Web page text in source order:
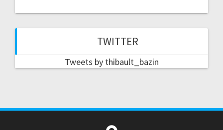
TWITTER
Tweets by thibault_bazin